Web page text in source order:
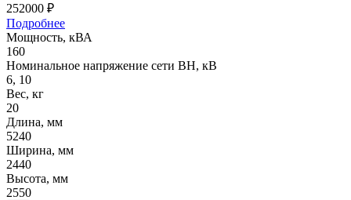
252000 ₽
Подробнее
Мощность, кВА
160
Номинальное напряжение сети ВН, кВ
6, 10
Вес, кг
20
Длина, мм
5240
Ширина, мм
2440
Высота, мм
2550